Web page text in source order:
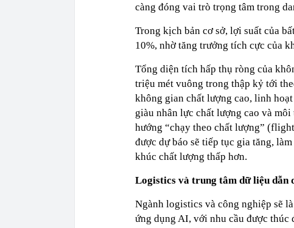
càng đóng vai trò trọng tâm trong
Trong kịch bản cơ sở, lợi suất của
10%, nhờ tăng trưởng tích cực của
Tổng diện tích hấp thụ ròng của
triệu mét vuông trong thập kỷ tới
không gian chất lượng cao, linh
giàu nhân lực chất lượng cao và
hướng “chạy theo chất lượng”
được dự báo sẽ tiếp tục gia tăng,
khúc chất lượng thấp hơn.
Logistics và trung tâm dữ liệu dẫn
Ngành logistics và công nghiệp sẽ
ứng dụng AI, với nhu cầu được